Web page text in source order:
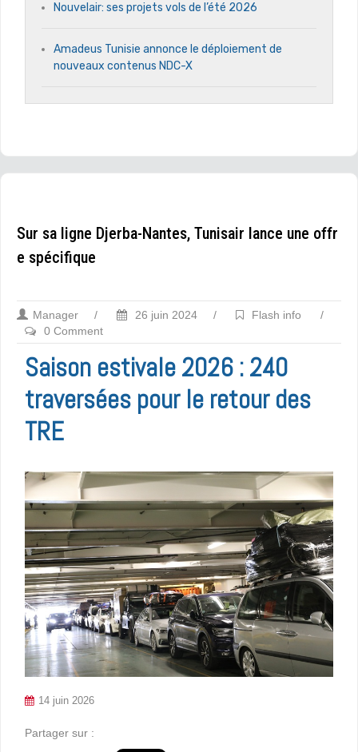
Nouvelair: ses projets vols de l’été 2026
Amadeus Tunisie annonce le déploiement de
nouveaux contenus NDC-X
Sur sa ligne Djerba-Nantes, Tunisair lance une offr
e spécifique
Manager / 26 juin 2024 / Flash info
/
0 Comment
Saison estivale 2026 : 240
traversées pour le retour des
TRE
14 juin 2026
Partager sur :